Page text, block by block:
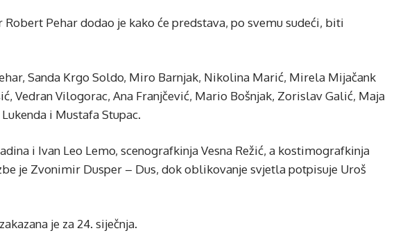
Pehar dodao je kako će predstava, po svemu sudeći, biti
Sanda Krgo Soldo, Miro Barnjak, Nikolina Marić, Mirela Mijačank
Vedran Vilogorac, Ana Franjčević, Mario Bošnjak, Zorislav Galić, Maja
i Mustafa Stupac.
i Ivan Leo Lemo, scenografkinja Vesna Režić, a kostimografkinja
je Zvonimir Dusper – Dus, dok oblikovanje svjetla potpisuje Uroš
je za 24. siječnja.